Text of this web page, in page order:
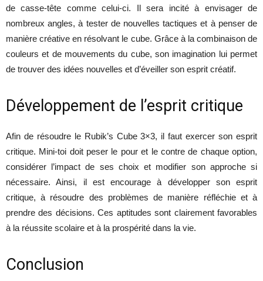
de casse-tête comme celui-ci. Il sera incité à envisager de
nombreux angles, à tester de nouvelles tactiques et à penser de
manière créative en résolvant le cube. Grâce à la combinaison de
couleurs et de mouvements du cube, son imagination lui permet
de trouver des idées nouvelles et d’éveiller son esprit créatif.
Développement de l’esprit critique
Afin de résoudre le Rubik’s Cube 3×3, il faut exercer son esprit
critique. Mini-toi doit peser le pour et le contre de chaque option,
considérer l’impact de ses choix et modifier son approche si
nécessaire. Ainsi, il est encourage à développer son esprit
critique, à résoudre des problèmes de manière réfléchie et à
prendre des décisions. Ces aptitudes sont clairement favorables
à la réussite scolaire et à la prospérité dans la vie.
Conclusion